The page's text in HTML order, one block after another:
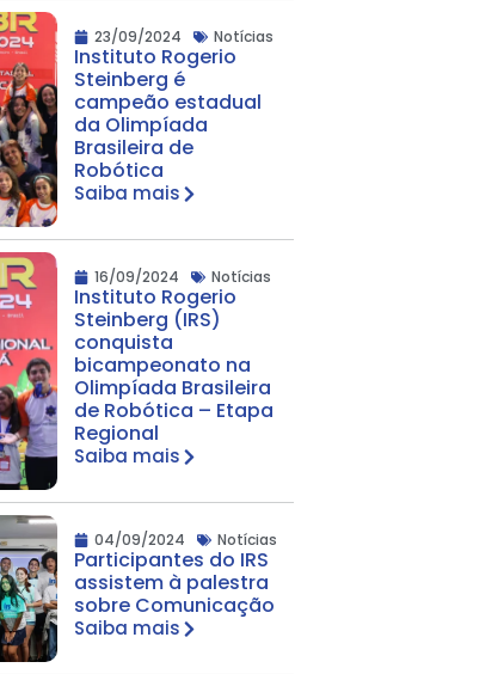
23/09/2024 Notícias
Instituto Rogerio
Steinberg é
campeão estadual
da Olimpíada
Brasileira de
Robótica
Saiba mais
16/09/2024 Notícias
Instituto Rogerio
Steinberg (IRS)
conquista
bicampeonato na
Olimpíada Brasileira
de Robótica – Etapa
Regional
Saiba mais
04/09/2024 Notícias
Participantes do IRS
assistem à palestra
sobre Comunicação
Saiba mais